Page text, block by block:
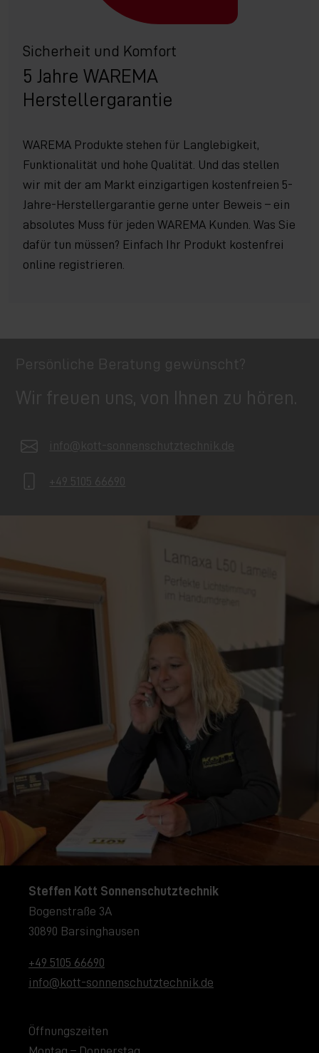
Sicherheit und Komfort
5 Jahre WAREMA
Herstellergarantie
WAREMA Produkte stehen für Langlebigkeit,
Funktionalität und hohe Qualität. Und das stellen
wir mit der am Markt einzigartigen kostenfreien 5-
Jahre-Herstellergarantie gerne unter Beweis – ein
absolutes Muss für jeden WAREMA Kunden. Was Sie
dafür tun müssen? Einfach Ihr Produkt kostenfrei
online registrieren.
Persönliche Beratung gewünscht?
Wir freuen uns, von Ihnen zu hören.
info@kott-sonnenschutztechnik.de
+49 5105 66690
Steffen Kott Sonnenschutztechnik
Bogenstraße 3A
30890 Barsinghausen
+49 5105 66690
info@kott-sonnenschutztechnik.de
Öffnungszeiten